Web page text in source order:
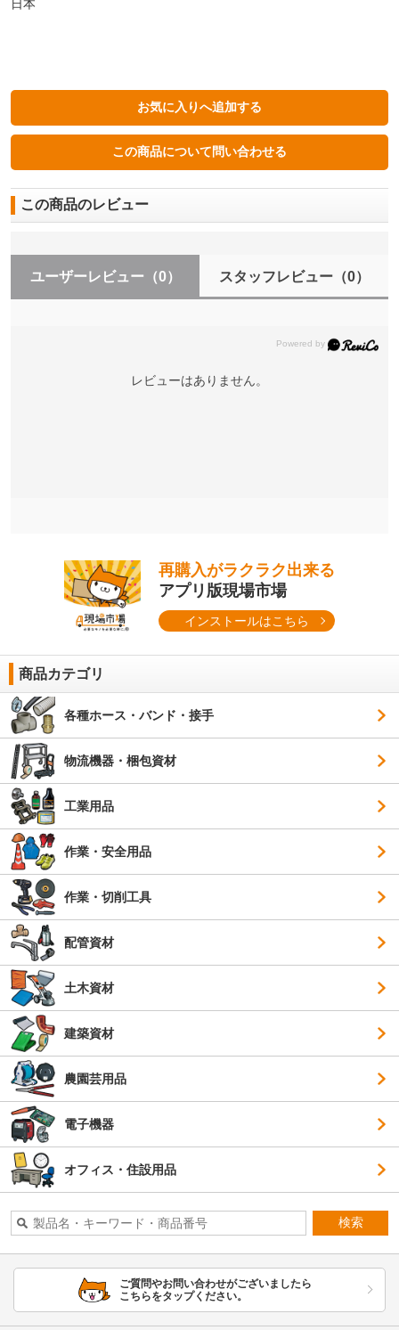
日本
この商品のレビュー
ユーザーレビュー （0） スタッフレビュー（0）
レビューはありません。
再購入がラクラク出来る
アプリ版現場市場
インストールはこちら
商品カテゴリ
各種ホース・バンド・接手
物流機器・梱包資材
工業用品
作業・安全用品
作業・切削工具
配管資材
土木資材
建築資材
農園芸用品
電子機器
オフィス・住設用品
検索
ご質問やお問い合わせがございましたら
こちらをタップください。